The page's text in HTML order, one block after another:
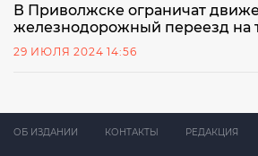
В Приволжске ограничат
железнодорожный переезд на
29 ИЮЛЯ 2024 14:56
ОБ ИЗДАНИИ КОНТАКТЫ РЕДАКЦИЯ